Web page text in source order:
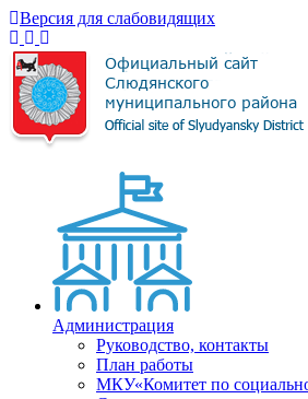
Версия для слабовидящих
Администрация
Руководство, контакты
План работы
МКУ«Комитет по